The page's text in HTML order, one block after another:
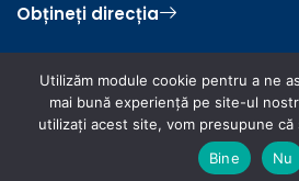
Obțineți direcția
Drepturi de autor © 2026
Utilizăm module cookie pentru a ne
mai bună experiență pe site-ul
utilizați acest site, vom presupune
Bine
Nu